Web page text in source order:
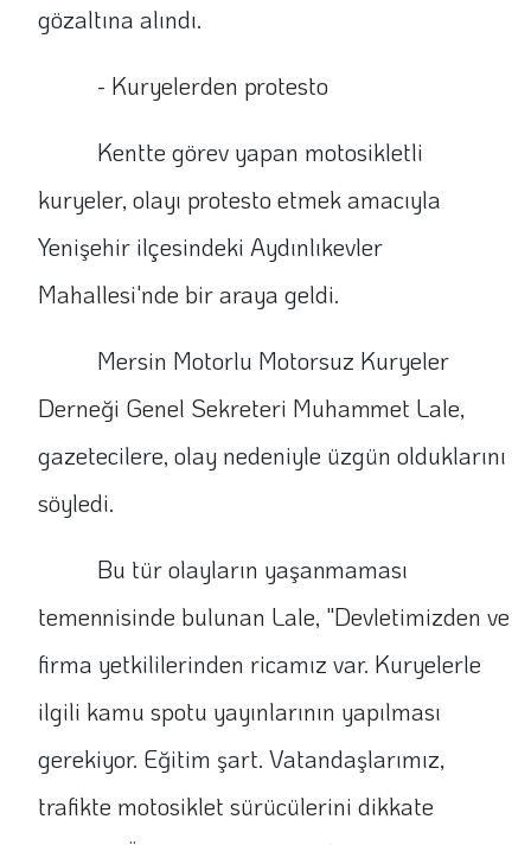
gözaltına alındı.
- Kuryelerden protesto
Kentte görev yapan motosikletli
kuryeler, olayı protesto etmek amacıyla
Yenişehir ilçesindeki Aydınlıkevler
Mahallesi'nde bir araya geldi.
Mersin Motorlu Motorsuz Kuryeler
Derneği Genel Sekreteri Muhammet Lale,
gazetecilere, olay nedeniyle üzgün olduklarını
söyledi.
Bu tür olayların yaşanmaması
temennisinde bulunan Lale, "Devletimizden ve
firma yetkililerinden ricamız var. Kuryelerle
ilgili kamu spotu yayınlarının yapılması
gerekiyor. Eğitim şart. Vatandaşlarımız,
trafikte motosiklet sürücülerini dikkate